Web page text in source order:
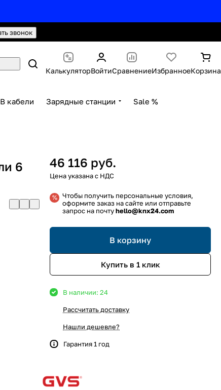
звонок
КалькуляторВойтиСравнениеИзбранноеКорзина
кабели Зарядные станции Sale %
6
46 116 руб.
Чтобы получить персональные условия,
оформите заказ на сайте или отправьте
запрос на почтуhello@knx24.com
В корзину
Купить в 1 клик
В наличии: 24
Рассчитать доставку
Нашли дешевле?
Гарантия 1 год